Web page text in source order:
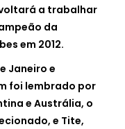
a trabalhar
da
em 2012.
Janeiro e
foi lembrado por
e Austrália, o
e Tite,